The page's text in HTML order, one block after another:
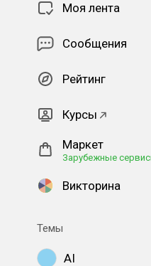
Моя лента
Сообщения
Рейтинг
Курсы
Маркет
Зарубежные
Викторина
Темы
AI